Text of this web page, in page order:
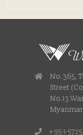
No.365,
Street
No.13
+95-1-